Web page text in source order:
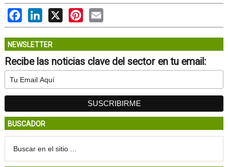
FacebookLinkedIn Pinterest
NEWSLETTER
Recibe las noticias clave del sector en tu email:
BUSCADOR